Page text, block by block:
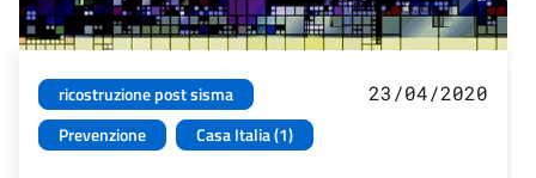
ricostruzione post sisma
Prevenzione
Casa Italia (1)
23/04/2020